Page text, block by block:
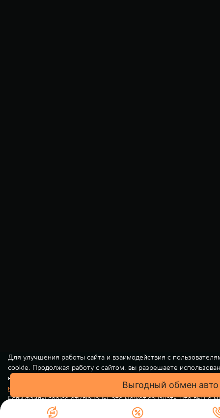
Для улучшения работы сайта и взаимодействия с
cookie. Продолжая работу с сайтом, вы разрешаете
вашей персональной информации на нашем сайте
конфиденциальности
. Вы всегда можете отключить файлы
Если файлы cookie отключены, это может означать, что вы не
использовать все функции нашего сайта.